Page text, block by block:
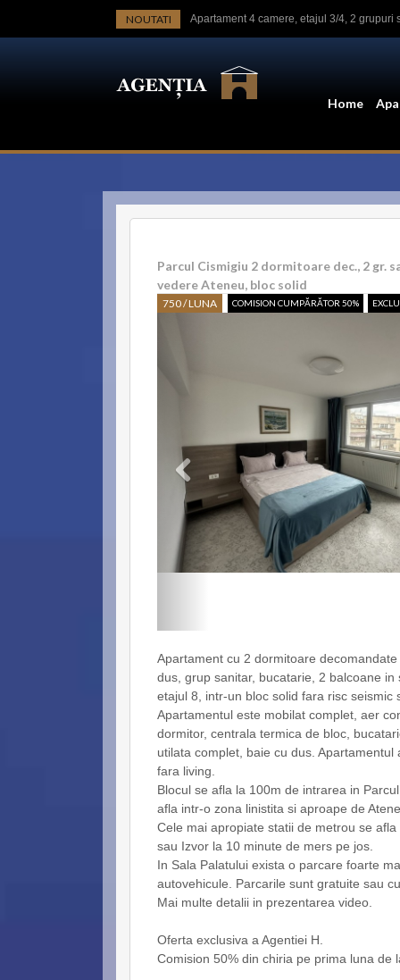
NOUTATI Apartament 4 camere, etajul 3/4, 2
Casa-langa studiourile Buftea, 2
Apartament 2 camere Sala Palatului, etaj
Spatiu birouri in bloc mic, nou, nemobilat,
Home
Parcul Cismigiu 2 dormitoare dec., 2 gr.
vedere Ateneu, bloc solid
750 / LUNA COMISION CUMPĂRĂTOR 50%
Apartament cu 2 dormitoare
dus, grup sanitar, bucatarie, 2 balcoane in
etajul 8, intr-un bloc solid fara risc seismic
Apartamentul este mobilat complet, aer
dormitor, centrala termica de bloc,
utilata complet, baie cu dus. Apartamentul
fara living.
Blocul se afla la 100m de intrarea in
afla intr-o zona linistita si aproape de
Cele mai apropiate statii de metrou se
sau Izvor la 10 minute de mers pe jos.
In Sala Palatului exista o parcare foarte
autovehicule. Parcarile sunt gratuite sau
Mai multe detalii in prezentarea video.
Oferta exclusiva a Agentiei H.
Comision 50% din chiria pe prima luna de